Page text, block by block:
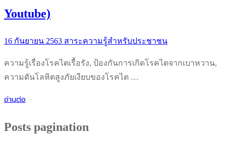
Youtube)
16 กันยายน 2563 สาระความรู้สำหรับประชาชน
ความรู้เรื่องโรคไตเรื้อรัง, ป้องกันการเกิดโรคไตจากเบาหวาน,
ความดันโลหิตสูงภัยเงียบของโรคไต …
อ่านต่อ
Posts pagination